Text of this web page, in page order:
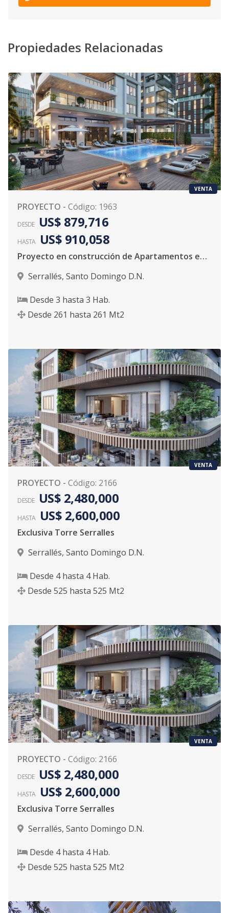
Propiedades Relacionadas
VENTA
PROYECTO - Código: 1963
DESDE US$ 879,716
HASTA US$ 910,058
Proyecto en construcción de Apartamentos en Serrallés
Serrallés, Santo Domingo D.N.
Desde 3 hasta 3 Hab.
Desde 261 hasta 261 Mt2
VENTA
PROYECTO - Código: 2166
DESDE US$ 2,480,000
HASTA US$ 2,600,000
Exclusiva Torre Serralles
Serrallés, Santo Domingo D.N.
Desde 4 hasta 4Hab.
Desde 525 hasta 525 Mt2
VENTA
PROYECTO - Código: 2166
DESDE US$ 2,480,000
HASTA US$ 2,600,000
Exclusiva Torre Serralles
Serrallés, Santo Domingo D.N.
Desde 4 hasta 4Hab.
Desde 525 hasta 525 Mt2